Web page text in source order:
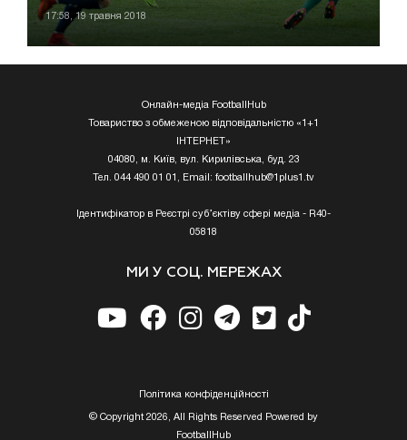
17:58, 19 травня 2018
Онлайн-медіа FootballHub
Товариство з обмеженою відповідальністю «1+1
ІНТЕРНЕТ»
04080, м. Київ, вул. Кирилівська, буд. 23
Тел. 044 490 01 01, Email: footballhub@1plus1.tv
Ідентифікатор в Реєстрі суб’єктіву сфері медіа - R40-
05818
МИ У СОЦ. МЕРЕЖАХ
Полiтика конфiденцiйностi
© Copyright 2026, All Rights Reserved Powered by
FootballHub